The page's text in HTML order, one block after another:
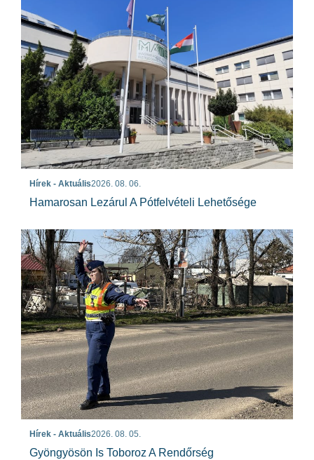
Hírek - Aktuális2026. 08. 06.
Hamarosan Lezárul A Pótfelvételi Lehetősége
Hírek - Aktuális2026. 08. 05.
Gyöngyösön Is Toboroz A Rendőrség